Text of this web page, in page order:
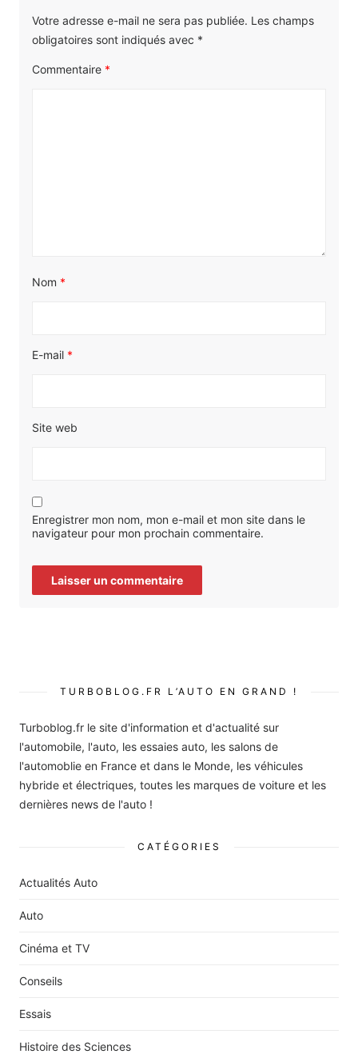
Votre adresse e-mail ne sera pas publiée. Les champs
obligatoires sont indiqués avec *
Commentaire *
Nom *
E-mail *
Site web
Enregistrer mon nom, mon e-mail et mon site dans le
navigateur pour mon prochain commentaire.
TURBOBLOG.FR L’AUTO EN GRAND !
Turboblog.fr le site d'information et d'actualité sur
l'automobile, l'auto, les essaies auto, les salons de
l'automoblie en France et dans le Monde, les véhicules
hybride et électriques, toutes les marques de voiture et les
dernières news de l'auto !
CATÉGORIES
Actualités Auto
Auto
Cinéma et TV
Conseils
Essais
Histoire des Sciences